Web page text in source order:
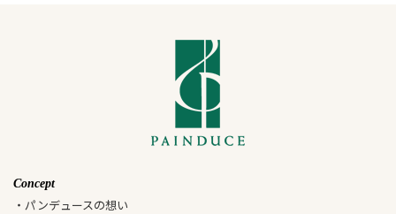
Concept
・パンデュースの想い